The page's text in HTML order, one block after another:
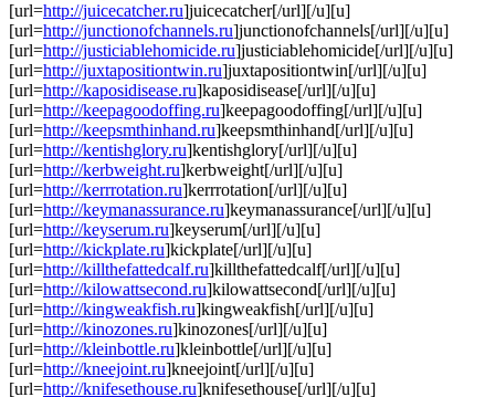
[url=http://juicecatcher.ru]juicecatcher[/url][/u][u]
[url=http://junctionofchannels.ru]junctionofchannels[/url][/u][u]
[url=http://justiciablehomicide.ru]justiciablehomicide[/url][/u][u]
[url=http://juxtapositiontwin.ru]juxtapositiontwin[/url][/u][u]
[url=http://kaposidisease.ru]kaposidisease[/url][/u][u]
[url=http://keepagoodoffing.ru]keepagoodoffing[/url][/u][u]
[url=http://keepsmthinhand.ru]keepsmthinhand[/url][/u][u]
[url=http://kentishglory.ru]kentishglory[/url][/u][u]
[url=http://kerbweight.ru]kerbweight[/url][/u][u]
[url=http://kerrrotation.ru]kerrrotation[/url][/u][u]
[url=http://keymanassurance.ru]keymanassurance[/url][/u][u]
[url=http://keyserum.ru]keyserum[/url][/u][u]
[url=http://kickplate.ru]kickplate[/url][/u][u]
[url=http://killthefattedcalf.ru]killthefattedcalf[/url][/u][u]
[url=http://kilowattsecond.ru]kilowattsecond[/url][/u][u]
[url=http://kingweakfish.ru]kingweakfish[/url][/u][u]
[url=http://kinozones.ru]kinozones[/url][/u][u]
[url=http://kleinbottle.ru]kleinbottle[/url][/u][u]
[url=http://kneejoint.ru]kneejoint[/url][/u][u]
[url=http://knifesethouse.ru]knifesethouse[/url][/u][u]